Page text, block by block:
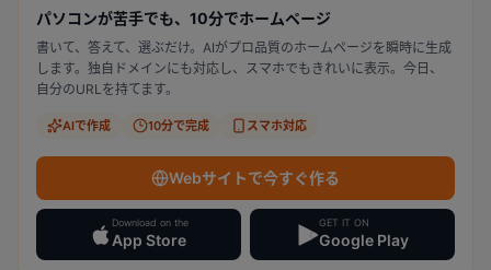
パソコンが苦手でも、10分でホームページ
書いて、答えて、選ぶだけ。AIがプロ品質のホームページを瞬時に生成
します。独自ドメインにも対応し、スマホでもきれいに表示。今日、
自分のURLを持てます。
AIで作成 10分で完成 スマホ対応
Webサイトで今すぐ作る
Download on the
App Store
GET IT ON
Google Play